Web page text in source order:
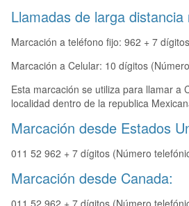
Llamadas de larga distancia
Marcación a teléfono fijo: 962 + 7
Marcación a Celular: 10 dígitos
Esta marcación se utiliza para llamar a
localidad dentro de la republica
Marcación desde Estados
011 52 962 + 7 dígitos (Número
Marcación desde Canada: